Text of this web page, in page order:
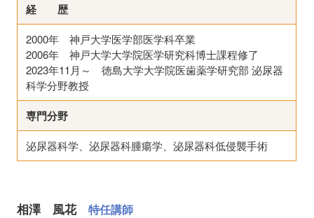
経 歴
2000年 神戸大学医学部医学科卒業
2006年 神戸大学大学院医学研究科博士課程修了
2023年11月～ 徳島大学大学院医歯薬学研究部 泌尿器
科学分野教授
専門分野
泌尿器科学、泌尿器科腫瘍学、泌尿器科低侵襲手術
相澤 風花特任講師